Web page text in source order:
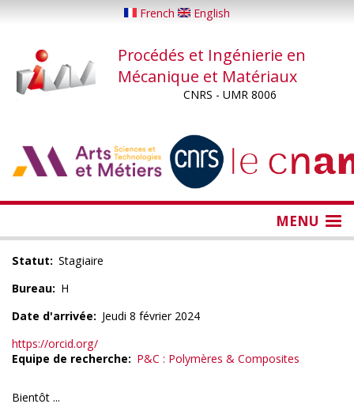
principal
French English
Procédés et Ingénierie en
Mécanique et Matériaux
CNRS - UMR 8006
MENU
Statut
Stagiaire
Bureau
H
Date d'arrivée
Jeudi 8 février 2024
https://orcid.org/
Equipe de recherche
P&C : Polymères & Composites
Bientôt ...